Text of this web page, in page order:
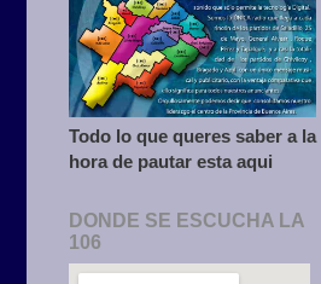
Todo lo que queres saber a la
hora de pautar esta aqui
DONDE SE ESCUCHA LA
106